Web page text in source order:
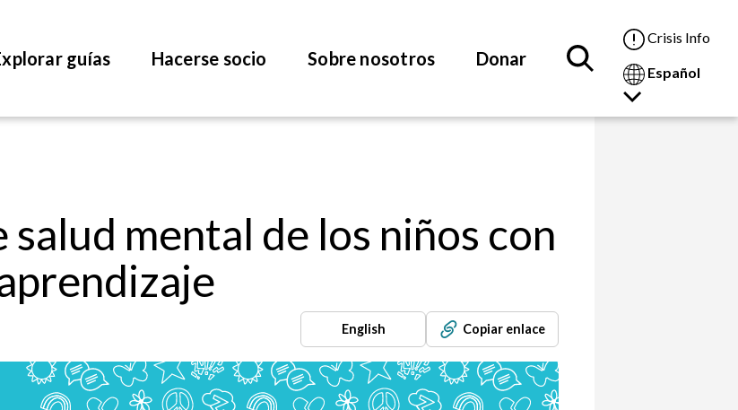
guías Hacerse socio Sobre nosotros Donar
Crisis Info
Español
salud mental de los niños con
English Copiar enlace